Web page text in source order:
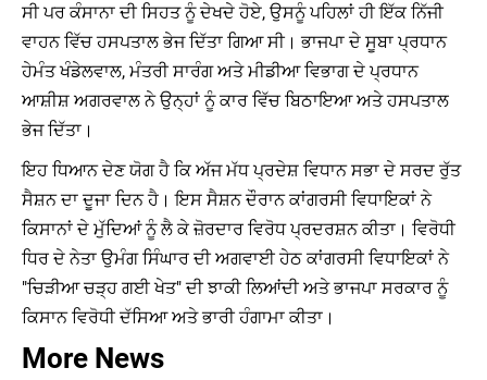
ਸੀ ਪਰ ਕੰਸਾਨਾ ਦੀ ਸਿਹਤ ਨੂੰ ਦੇਖਦੇ ਹੋਏ, ਉਸਨੂੰ ਪਹਿਲਾਂ ਹੀ ਇੱਕ ਨਿੱਜੀ
ਵਾਹਨ ਵਿੱਚ ਹਸਪਤਾਲ ਭੇਜ ਦਿੱਤਾ ਗਿਆ ਸੀ। ਭਾਜਪਾ ਦੇ ਸੂਬਾ ਪ੍ਰਧਾਨ
ਹੇਮੰਤ ਖੰਡੇਲਵਾਲ, ਮੰਤਰੀ ਸਾਰੰਗ ਅਤੇ ਮੀਡੀਆ ਵਿਭਾਗ ਦੇ ਪ੍ਰਧਾਨ
ਆਸ਼ੀਸ਼ ਅਗਰਵਾਲ ਨੇ ਉਨ੍ਹਾਂ ਨੂੰ ਕਾਰ ਵਿੱਚ ਬਿਠਾਇਆ ਅਤੇ ਹਸਪਤਾਲ
ਭੇਜ ਦਿੱਤਾ।
ਇਹ ਧਿਆਨ ਦੇਣ ਯੋਗ ਹੈ ਕਿ ਅੱਜ ਮੱਧ ਪ੍ਰਦੇਸ਼ ਵਿਧਾਨ ਸਭਾ ਦੇ ਸਰਦ ਰੁੱਤ
ਸੈਸ਼ਨ ਦਾ ਦੂਜਾ ਦਿਨ ਹੈ। ਇਸ ਸੈਸ਼ਨ ਦੌਰਾਨ ਕਾਂਗਰਸੀ ਵਿਧਾਇਕਾਂ ਨੇ
ਕਿਸਾਨਾਂ ਦੇ ਮੁੱਦਿਆਂ ਨੂੰ ਲੈ ਕੇ ਜ਼ੋਰਦਾਰ ਵਿਰੋਧ ਪ੍ਰਦਰਸ਼ਨ ਕੀਤਾ। ਵਿਰੋਧੀ
ਧਿਰ ਦੇ ਨੇਤਾ ਉਮੰਗ ਸਿੰਘਾਰ ਦੀ ਅਗਵਾਈ ਹੇਠ ਕਾਂਗਰਸੀ ਵਿਧਾਇਕਾਂ ਨੇ
"ਚਿੜੀਆ ਚੜ੍ਹ ਗਈ ਖੇਤ" ਦੀ ਝਾਕੀ ਲਿਆਂਦੀ ਅਤੇ ਭਾਜਪਾ ਸਰਕਾਰ ਨੂੰ
ਕਿਸਾਨ ਵਿਰੋਧੀ ਦੱਸਿਆ ਅਤੇ ਭਾਰੀ ਹੰਗਾਮਾ ਕੀਤਾ।
More News